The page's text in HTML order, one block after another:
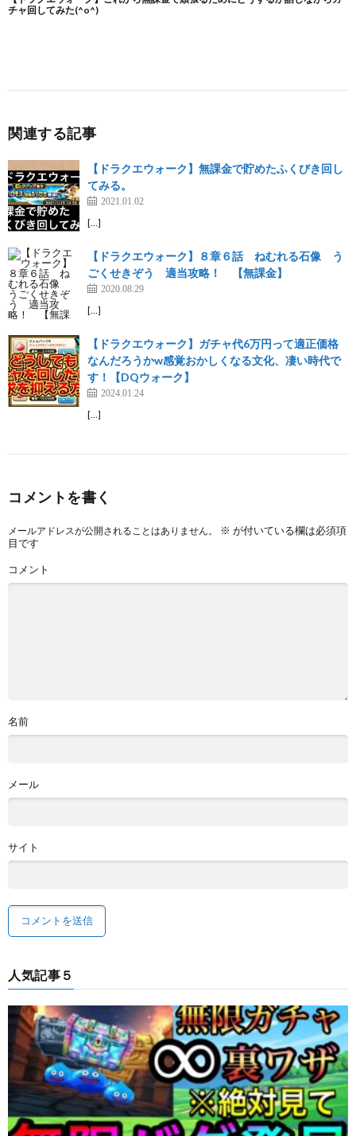
関連する記事
【ドラクエウォーク】無課金で貯めたふくびき回し
てみる。
2021.01.02
[…]
【ドラクエウォーク】８章６話 ねむれる石像 う
ごくせきぞう 適当攻略！ 【無課金】
2020.08.29
[…]
【ドラクエウォーク】ガチャ代6万円って適正価格
なんだろうかw感覚おかしくなる文化、凄い時代で
す！【DQウォーク】
2024.01.24
[…]
コメントを書く
メールアドレスが公開されることはありません。 ※ が付いている欄は必須項
目です
コメント
名前
メール
サイト
人気記事５